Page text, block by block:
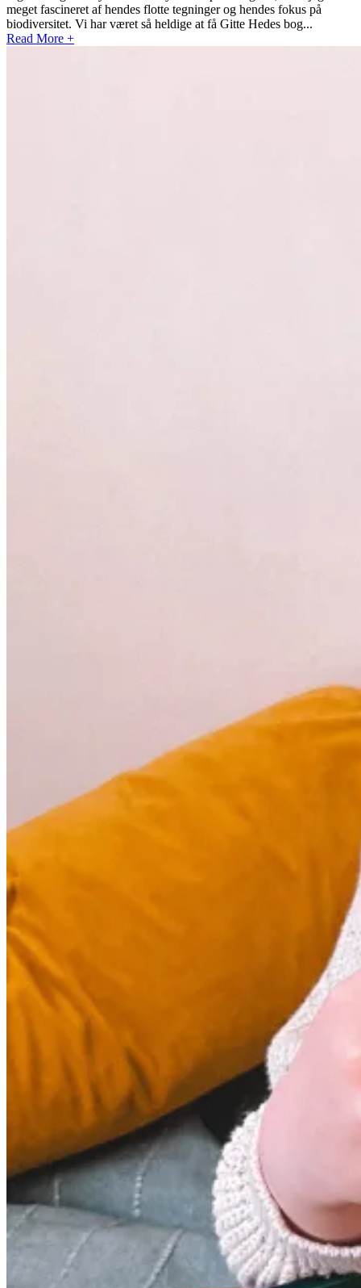
meget fascineret af hendes flotte tegninger og hendes fokus på
biodiversitet. Vi har været så heldige at få Gitte Hedes bog...
Read More +